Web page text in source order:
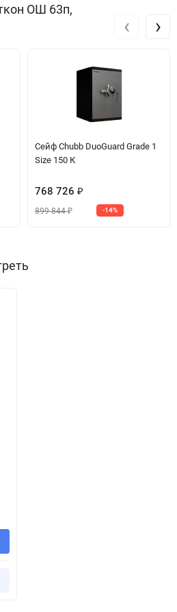
ОШ 63п,
Сейф Chubb DuoGuard Grade 1
Size 150 К
768 726 ₽
899 844₽ -14%
‹ ›